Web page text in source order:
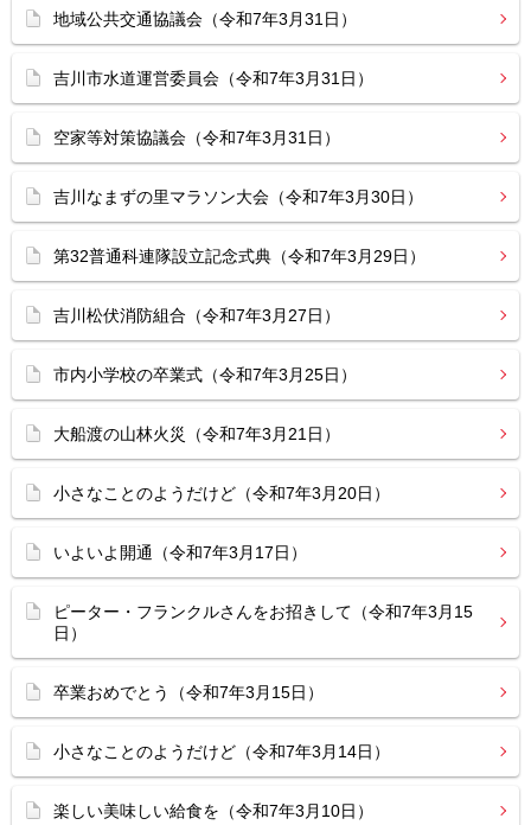
地域公共交通協議会（令和7年3月31日）
吉川市水道運営委員会（令和7年3月31日）
空家等対策協議会（令和7年3月31日）
吉川なまずの里マラソン大会（令和7年3月30日）
第32普通科連隊設立記念式典（令和7年3月29日）
吉川松伏消防組合（令和7年3月27日）
市内小学校の卒業式（令和7年3月25日）
大船渡の山林火災（令和7年3月21日）
小さなことのようだけど（令和7年3月20日）
いよいよ開通（令和7年3月17日）
ピーター・フランクルさんをお招きして（令和7年3月15
日）
卒業おめでとう（令和7年3月15日）
小さなことのようだけど（令和7年3月14日）
楽しい美味しい給食を（令和7年3月10日）